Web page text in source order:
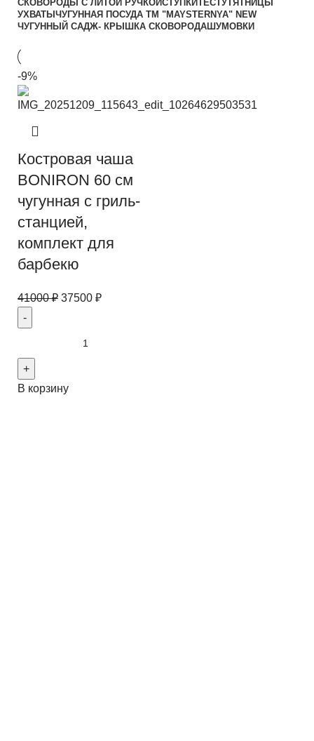
СКОВОРОДЫ С ЛИТОЙ РУЧКОЙСТУПКИТЕСТУТЯТНИЦЫ
УХВАТЫ ЧУГУННАЯ ПОСУДА TM "MAYSTERNYA" NEW
ЧУГУННЫЙ САДЖ- КРЫШКА СКОВОРОДАШУМОВКИ
-9%
Костровая чаша
BONIRON 60 см
чугунная с гриль-
станцией,
комплект для
барбекю
41000₽ 37500 ₽
В корзину